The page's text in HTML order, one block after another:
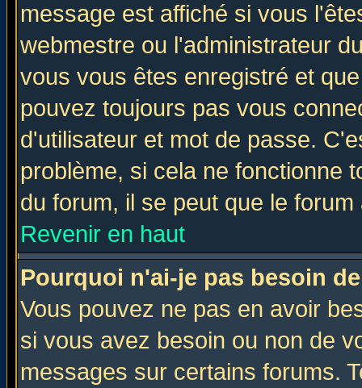
message est affiché si vous
webmestre ou l'administrateur
vous vous êtes enregistré et
pouvez toujours pas vous
d'utilisateur et mot de passe.
problème, si cela ne fonctionne
du forum, il se peut que le
Revenir en haut
Pourquoi n'ai-je pas besoin
Vous pouvez ne pas en avoir
si vous avez besoin ou non de
messages sur certains forums.